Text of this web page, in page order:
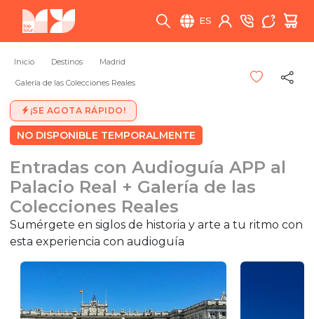
ES
Inicio Destinos Madrid
Galería de las Colecciones Reales
¡SE AGOTA RÁPIDO!
NO DISPONIBLE TEMPORALMENTE
Entradas con Audioguía APP al
Palacio Real + Galería de las
Colecciones Reales
Sumérgete en siglos de historia y arte a tu ritmo con
esta experiencia con audioguía